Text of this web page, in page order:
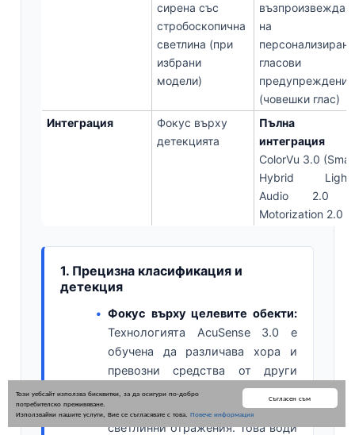
Съгласен съм
Този уебсайт използва бисквитки, за да осигури по-добро
потребителско преживяване.
Използвайки нашите услуги, Вие се съгласявате с това. Повече информация
сирена със
стробоскопична
светлина (при
избрани
модели)
на
персонализирани
гласови
предупреждения
(човешки глас)
Интеграция
Фокус върху
детекцията
Пълна
интеграция
ColorVu 3.0
Hybrid
Audio 2.0
Motorization 2.0
1. Прецизна класификация и
детекция
Фокус върху целевите обекти:
Технологията AcuSense 3.0 е
обучена да различава хора и
превозни средства от други
движещи се обекти като
животни, дъжд, листа или
светлинни отражения. Това води